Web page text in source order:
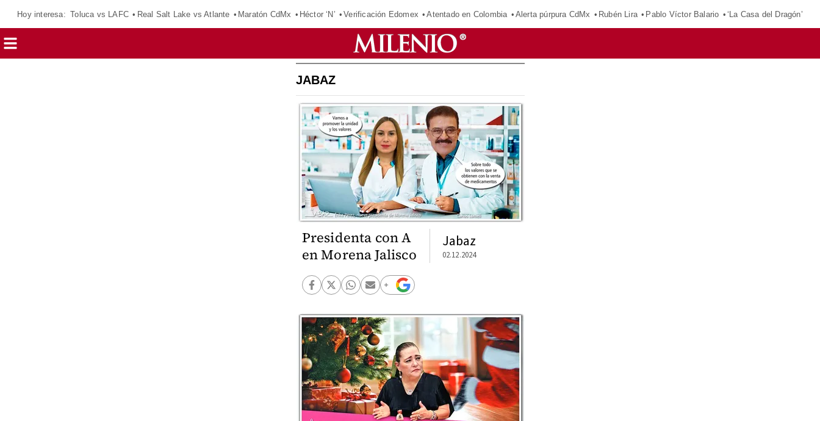
Hoy interesa: Toluca vs LAFC Real Salt Lake vs Atlante Maratón CdMx Héctor ‘N’ Verificación Edomex Atentado en Colombia Alerta púrpura CdMx Rubén Lira Pablo Víctor Balario ‘La Casa del Dragón’
JABAZ
Presidenta con A
en Morena Jalisco
Jabaz
02.12.2024